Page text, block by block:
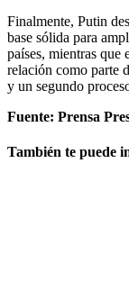
Finalmente, Putin
base sólida para
países, mientras
relación como parte
y un segundo
Fuente: Prensa
También te puede